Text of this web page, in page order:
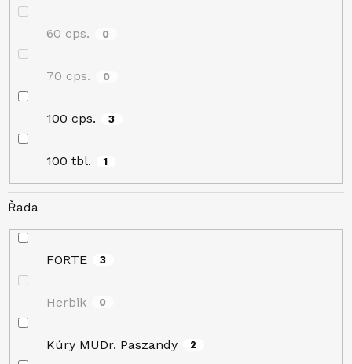
60 cps. 0
70 cps. 0
100 cps. 3
100 tbl. 1
Řada
FORTE 3
Herbik 0
Kúry MUDr. Paszandy 2